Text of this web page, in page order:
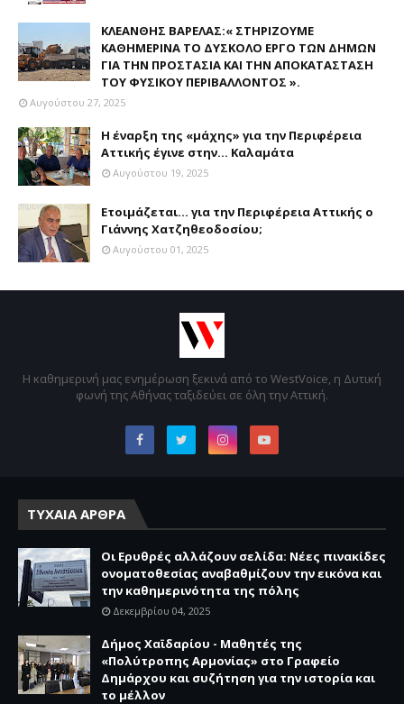
ΚΛΕΑΝΘΗΣ ΒΑΡΕΛΑΣ:« ΣΤΗΡΙΖΟΥΜΕ
ΚΑΘΗΜΕΡΙΝΑ ΤΟ ΔΥΣΚΟΛΟ ΕΡΓΟ ΤΩΝ ΔΗΜΩΝ
ΓΙΑ ΤΗΝ ΠΡΟΣΤΑΣΙΑ ΚΑΙ ΤΗΝ ΑΠΟΚΑΤΑΣΤΑΣΗ
ΤΟΥ ΦΥΣΙΚΟΥ ΠΕΡΙΒΑΛΛΟΝΤΟΣ ».
Αυγούστου 27, 2025
Η έναρξη της «μάχης» για την Περιφέρεια
Αττικής έγινε στην... Καλαμάτα
Αυγούστου 19, 2025
Ετοιμάζεται... για την Περιφέρεια Αττικής ο
Γιάννης Χατζηθεοδοσίου;
Αυγούστου 01, 2025
Η καθημερινή μας ενημέρωση ξεκινά από το WestVoice, η Δυτική
φωνή της Αθήνας ταξιδεύει σε όλη την Αττική.
ΤΥΧΑΙΑ ΑΡΘΡΑ
Οι Ερυθρές αλλάζουν σελίδα: Νέες πινακίδες
ονοματοθεσίας αναβαθμίζουν την εικόνα και
την καθημερινότητα της πόλης
Δεκεμβρίου 04, 2025
Δήμος Χαϊδαρίου - Μαθητές της
«Πολύτροπης Αρμονίας» στο Γραφείο
Δημάρχου και συζήτηση για την ιστορία και
το μέλλον